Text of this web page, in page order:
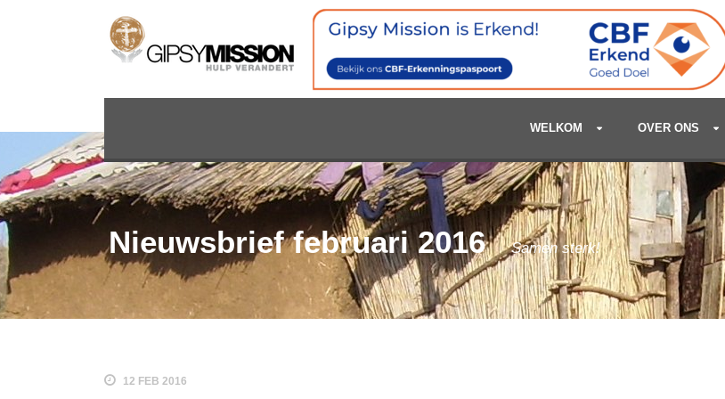
WELKOM OVER ONS
Nieuwsbrief februari 2016 Samen sterk!
12 FEB 2016